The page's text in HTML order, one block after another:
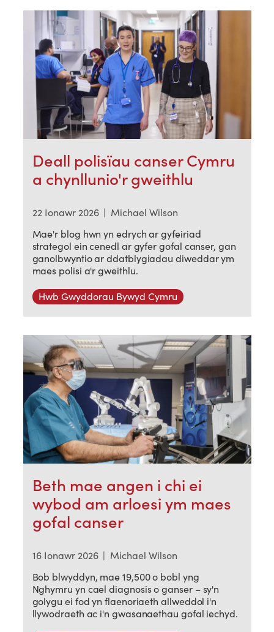
Deall polisïau canser Cymru
a chynllunio'r gweithlu
22 Ionawr 2026 | Michael Wilson
Mae'r blog hwn yn edrych ar gyfeiriad
strategol ein cenedl ar gyfer gofal canser, gan
ganolbwyntio ar ddatblygiadau diweddar ym
maes polisi a'r gweithlu.
Hwb Gwyddorau Bywyd Cymru
Beth mae angen i chi ei
wybod am arloesi ym maes
gofal canser
16 Ionawr 2026 | Michael Wilson
Bob blwyddyn, mae 19,500 o bobl yng
Nghymru yn cael diagnosis o ganser – sy'n
golygu ei fod yn flaenoriaeth allweddol i'n
llywodraeth ac i'n gwasanaethau gofal iechyd.